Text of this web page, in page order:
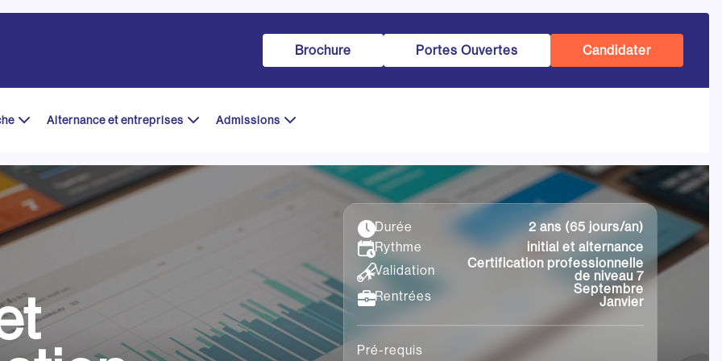
Brochure Portes Ouvertes Candidater
Alternance et entreprises Admissions
Durée
2 ans (65 jours/an)
Rythme
initial et alternance
Validation
Certification professionnelle
de niveau 7
Rentrées
Septembre
Janvier
Pré-requis